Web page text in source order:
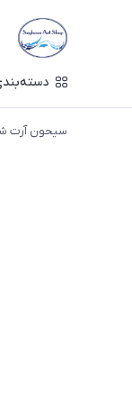
سیحون آرت